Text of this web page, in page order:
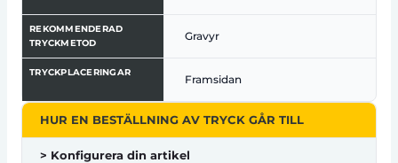
REKOMMENDERAD
TRYCKMETOD
Gravyr
TRYCKPLACERINGAR
Framsidan
HUR EN BESTÄLLNING AV TRYCK GÅR TILL
> Konfigurera din artikel